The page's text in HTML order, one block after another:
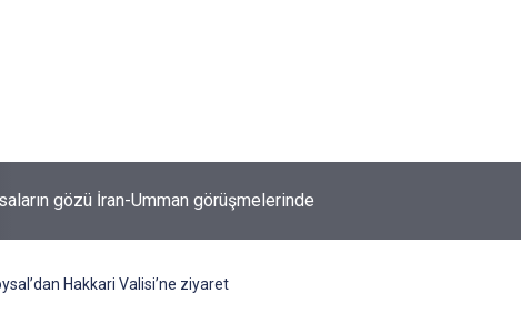
Kritik MGK zirvesi: Çerçeve yasa masada
Hakkari Valisi’ne ziyaret